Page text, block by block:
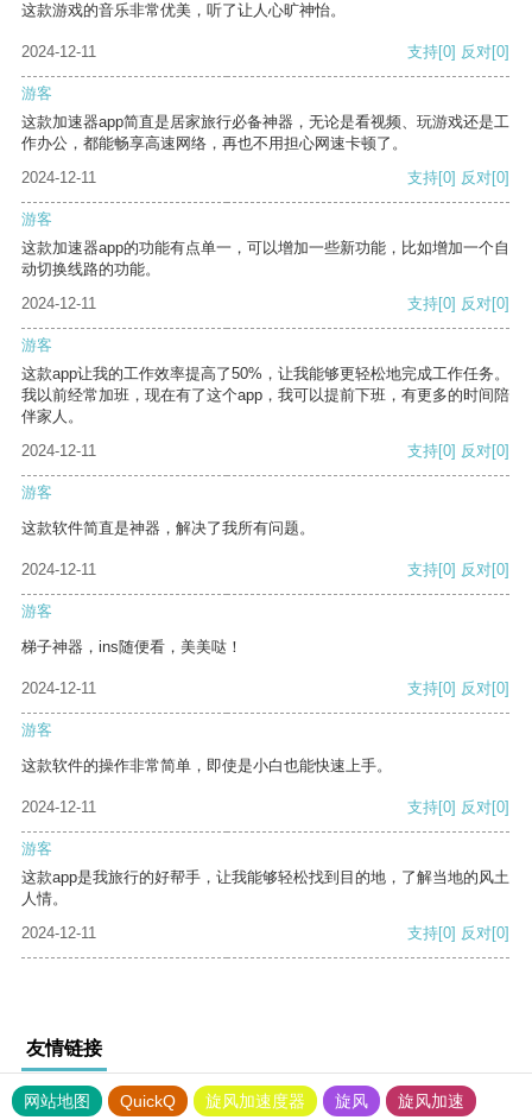
这款游戏的音乐非常优美，听了让人心旷神怡。
2024-12-11 支持[0] 反对[0]
游客
这款加速器app简直是居家旅行必备神器，无论是看视频、玩游戏还是工
作办公，都能畅享高速网络，再也不用担心网速卡顿了。
2024-12-11
支持[0] 反对[0]
游客
这款加速器app的功能有点单一，可以增加一些新功能，比如增加一个自
动切换线路的功能。
2024-12-11
支持[0] 反对[0]
游客
这款app让我的工作效率提高了50%，让我能够更轻松地完成工作任务。
我以前经常加班，现在有了这个app，我可以提前下班，有更多的时间陪
伴家人。
2024-12-11
支持[0] 反对[0]
游客
这款软件简直是神器，解决了我所有问题。
2024-12-11 支持[0] 反对[0]
游客
梯子神器，ins随便看，美美哒！
2024-12-11 支持[0] 反对[0]
游客
这款软件的操作非常简单，即使是小白也能快速上手。
2024-12-11 支持[0] 反对[0]
游客
这款app是我旅行的好帮手，让我能够轻松找到目的地，了解当地的风土
人情。
2024-12-11
支持[0] 反对[0]
友情链接
网站地图 QuickQ 旋风加速度器 旋风 旋风加速